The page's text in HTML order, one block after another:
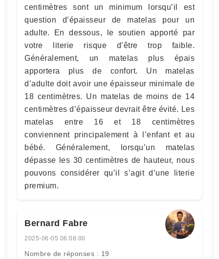
centimètres sont un minimum lorsqu’il est
question d’épaisseur de matelas pour un
adulte. En dessous, le soutien apporté par
votre literie risque d’être trop faible.
Généralement, un matelas plus épais
apportera plus de confort. Un matelas
d’adulte doit avoir une épaisseur minimale de
18 centimètres. Un matelas de moins de 14
centimètres d’épaisseur devrait être évité. Les
matelas entre 16 et 18 centimètres
conviennent principalement à l’enfant et au
bébé. Généralement, lorsqu’un matelas
dépasse les 30 centimètres de hauteur, nous
pouvons considérer qu’il s’agit d’une literie
premium.
Bernard Fabre
2025-06-05 06:08:00
Nombre de réponses : 19